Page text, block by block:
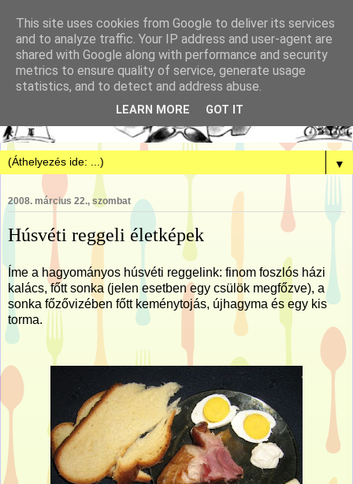
▼
2008. március 22., szombat
Húsvéti reggeli életképek
Íme a hagyományos húsvéti reggelink: finom foszlós házi
kalács, főtt sonka (jelen esetben egy csülök megfőzve), a
sonka főzővizében főtt keménytojás, újhagyma és egy kis
torma.
This site uses cookies from Google to deliver its services
and to analyze traffic. Your IP address and user-agent are
shared with Google along with performance and security
metrics to ensure quality of service, generate usage
statistics, and to detect and address abuse.
LEARN MORE GOT IT